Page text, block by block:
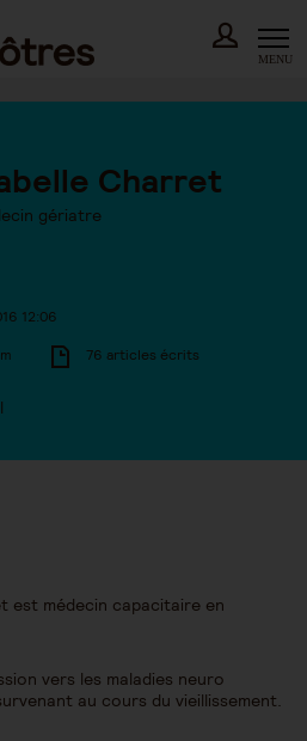
MENU
Charret
gériatre
12:06
76 articles écrits
est médecin capacitaire en
vers les maladies neuro
au cours du vieillissement.